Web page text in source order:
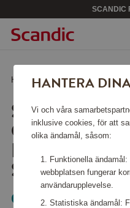
SCANDIC
Hem /Solglasögon Clifden
CLIFDEN
BLACK
SAPPHIRE
Oakley
HANTERA
Vi och våra
inklusive cookies, för att
olika ändamål, såsom:
Funktionella
webbplatsen fungerar
användarupplevelse.
Statistiska ändamål: